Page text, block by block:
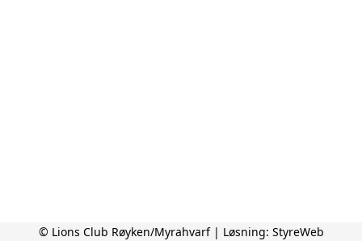
© Lions Club Røyken/Myrahvarf | Løsning: StyreWeb